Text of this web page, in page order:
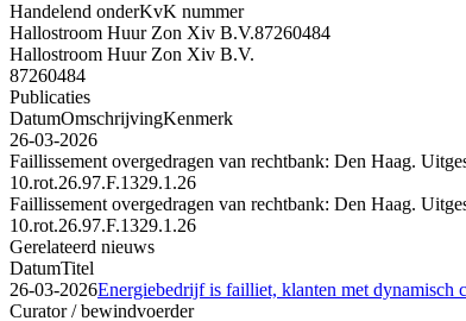
Handelend onderKvK nummer
Hallostroom Huur Zon Xiv B.V.87260484
Hallostroom Huur Zon Xiv B.V.
87260484
Publicaties
DatumOmschrijvingKenmerk
26-03-2026
Faillissement overgedragen van rechtbank: Den Haag.
10.rot.26.97.F.1329.1.26
Faillissement overgedragen van rechtbank: Den Haag.
10.rot.26.97.F.1329.1.26
Gerelateerd nieuws
DatumTitel
26-03-2026Energiebedrijf is failliet, klanten met dynamisch
Curator / bewindvoerder